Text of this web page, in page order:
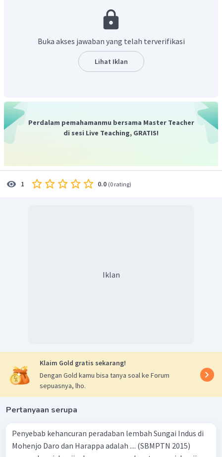
ditundukkan setelah kalah dalam Pertempuran Actium.
Sejak masa itu Mesir kemudian berada dibawah kekuasaan
Buka akses jawaban yang telah terverifikasi
Lihat Iklan
Perdalam pemahamanmu bersama Master Teacher
di sesi Live Teaching, GRATIS!
1 0.0 (0 rating)
Iklan
Klaim Gold gratis sekarang!
Dengan Gold kamu bisa tanya soal ke Forum
sepuasnya, lho.
Pertanyaan serupa
Penyebab kehancuran peradaban lembah Sungai Indus di
Mohenjo Daro dan Harappa adalah .... (SBMPTN 2015)